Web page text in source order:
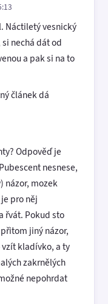
Náctiletý vesnický
nechá dát od
a pak si na to
článek dá
Odpověď je
nesnese,
názor, mozek
pro něj
řvát. Pokud sto
jiný názor,
vzít kladívko, a ty
zakrnělých
nepohrdat